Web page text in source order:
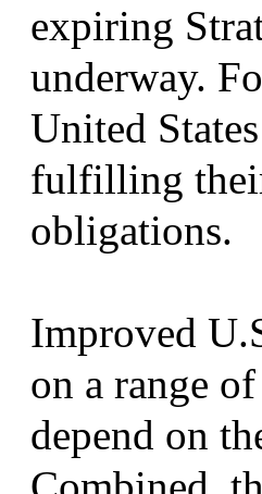
expiring
underway.
United
fulfilling
obligations.
Improved
on a range
depend on